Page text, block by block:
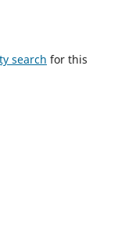
search for this